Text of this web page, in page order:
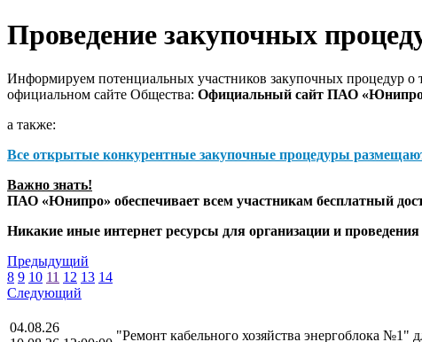
Проведение закупочных
Информируем потенциальных участников закупочных процедур
официальном сайте Общества: Официальный сайт ПАО
а также:
Все открытые конкурентные закупочные процедуры
Важно знать!
ПАО «Юнипро» обеспечивает всем участникам бесплатный
Никакие иные интернет ресурсы для организации и
Предыдущий
8 9 10 11 12 13 14
Следующий
04.08.26
"Ремонт кабельного хозяйства энергоблока